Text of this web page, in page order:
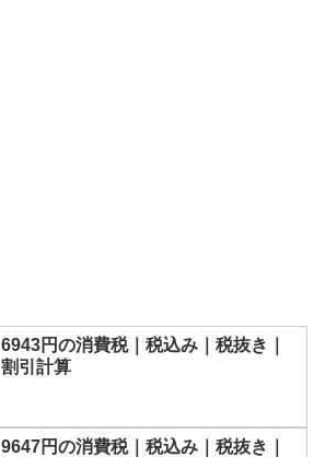
6943円の消費税｜税込み｜税抜き｜
割引計算
9647円の消費税｜税込み｜税抜き｜